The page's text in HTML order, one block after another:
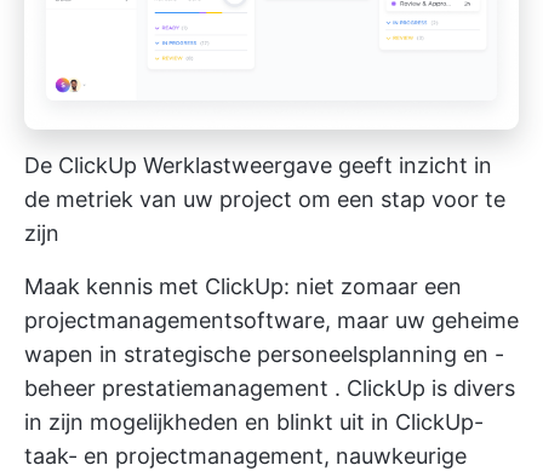
De ClickUp Werklastweergave geeft inzicht in
de metriek van uw project om een stap voor te
zijn
Maak kennis met ClickUp: niet zomaar een
projectmanagementsoftware, maar uw geheime
wapen in strategische personeelsplanning en -
beheer prestatiemanagement . ClickUp is divers
in zijn mogelijkheden en blinkt uit in ClickUp-
taak- en projectmanagement, nauwkeurige